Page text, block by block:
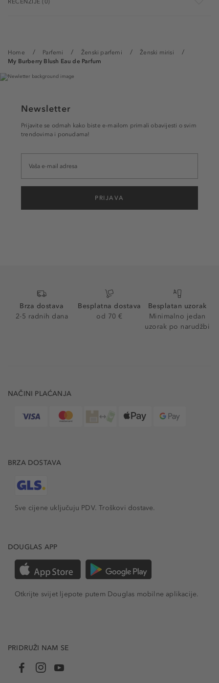
Home Parfemi Ženski parfemi
Ženski mirisi
My Burberry Blush Eau de Parfum
RECENZIJE (0)
Newsletter
Prijavite se odmah kako biste e-mailom primali obavijesti o svim
trendovima i ponudama!
PRIJAVA
Brza dostava
2-5 radnih dana
Besplatna dostava
od 70 €
Besplatan uzorak
Minimalno jedan
uzorak po narudžbi
NAČINI PLAĆANJA
BRZA DOSTAVA
Sve cijene uključuju PDV.Troškovi dostave.
DOUGLAS APP
Otkrijte svijet ljepote putem Douglas mobilne aplikacije.
PRIDRUŽI NAM SE